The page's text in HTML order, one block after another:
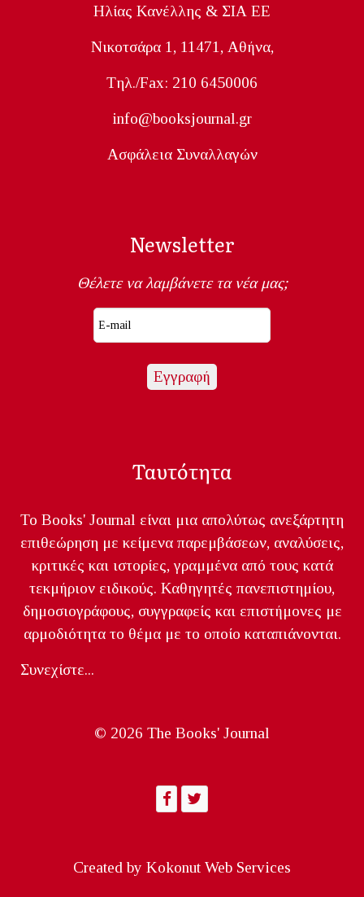
Ηλίας Κανέλλης & ΣΙΑ ΕΕ
Nικοτσάρα 1, 11471, Aθήνα,
Tηλ./Fax: 210 6450006
info@booksjournal.gr
Ασφάλεια Συναλλαγών
Newsletter
Θέλετε να λαμβάνετε τα νέα μας;
Ταυτότητα
Το Books' Journal είναι μια απολύτως ανεξάρτητη
επιθεώρηση με κείμενα παρεμβάσεων, αναλύσεις,
κριτικές και ιστορίες, γραμμένα από τους κατά
τεκμήριον ειδικούς. Καθηγητές πανεπιστημίου,
δημοσιογράφους, συγγραφείς και επιστήμονες με
αρμοδιότητα το θέμα με το οποίο καταπιάνονται.
Συνεχίστε...
© 2026 The Books' Journal
Created by Kokonut Web Services